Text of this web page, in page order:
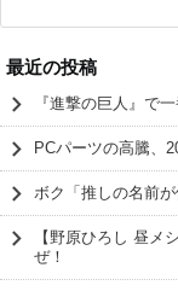
索:
最近の投稿
『進撃の巨人』で
PCパーツの高騰、
ボク「推しの名前
【野原ひろし 昼メ
ぜ！